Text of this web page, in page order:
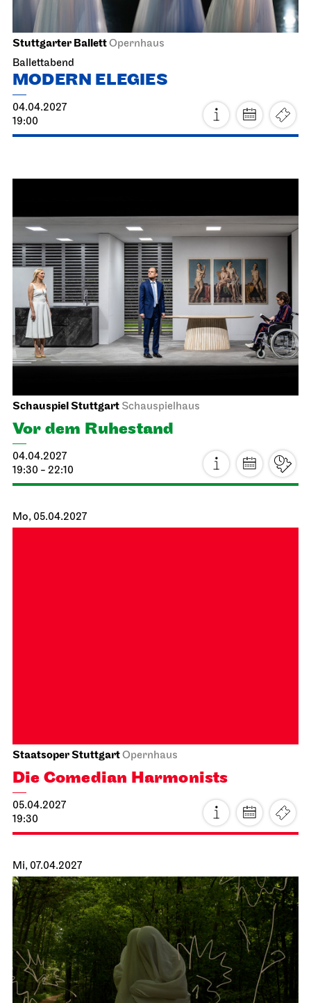
Die drei ??? und das
Spiegelkabinett
18:30
Sa, 20.03.2027
JOiNTreffpunkt: Opernhaus-Eingang in Richtung Landtag
20.03.2027
19:00